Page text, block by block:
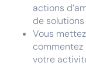
actions
de solutions
Vous
commentez
votre